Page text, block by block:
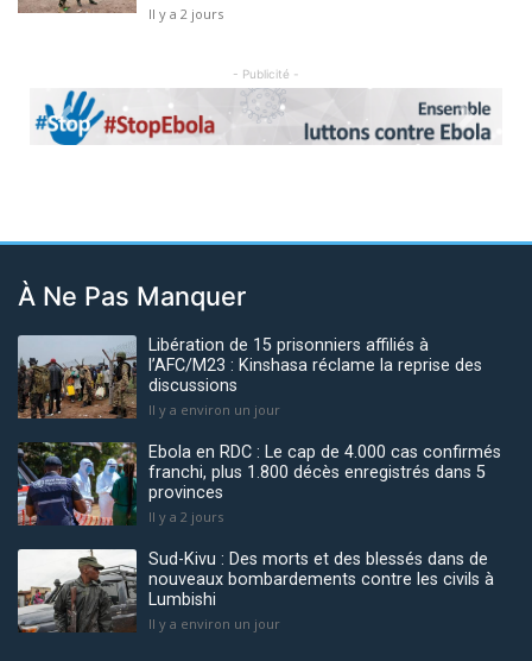
Il y a 2 jours
- Publicité -
Previous Next
À Ne Pas Manquer
Libération de 15 prisonniers affiliés à
l’AFC/M23 : Kinshasa réclame la reprise des
discussions
Il y a environ un jour
Ebola en RDC : Le cap de 4.000 cas confirmés
franchi, plus 1.800 décès enregistrés dans 5
provinces
Il y a 2 jours
Sud-Kivu : Des morts et des blessés dans de
nouveaux bombardements contre les civils à
Lumbishi
Il y a environ un jour